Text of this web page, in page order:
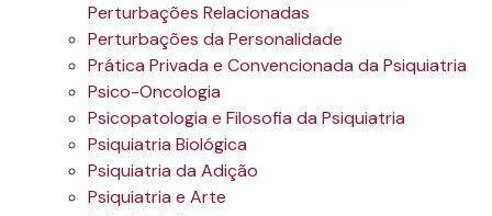
Perturbações Relacionadas
Perturbações da Personalidade
Prática Privada e Convencionada da Psiquiatria
Psico-Oncologia
Psicopatologia e Filosofia da Psiquiatria
Psiquiatria Biológica
Psiquiatria da Adição
Psiquiatria e Arte